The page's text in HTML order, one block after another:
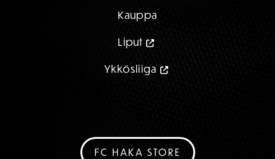
Kauppa
Liput
Ykkösliiga
FC HAKA STORE